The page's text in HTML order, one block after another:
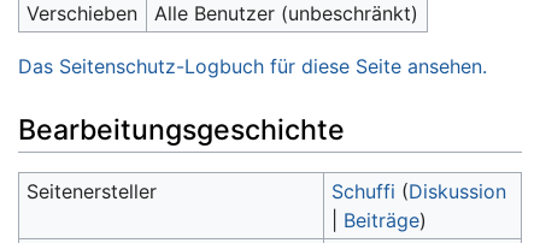
Verschieben
Alle Benutzer (unbeschränkt)
Das Seitenschutz-Logbuch für diese Seite ansehen.
Bearbeitungsgeschichte
Seitenersteller Schuffi (Diskussion
Beiträge)